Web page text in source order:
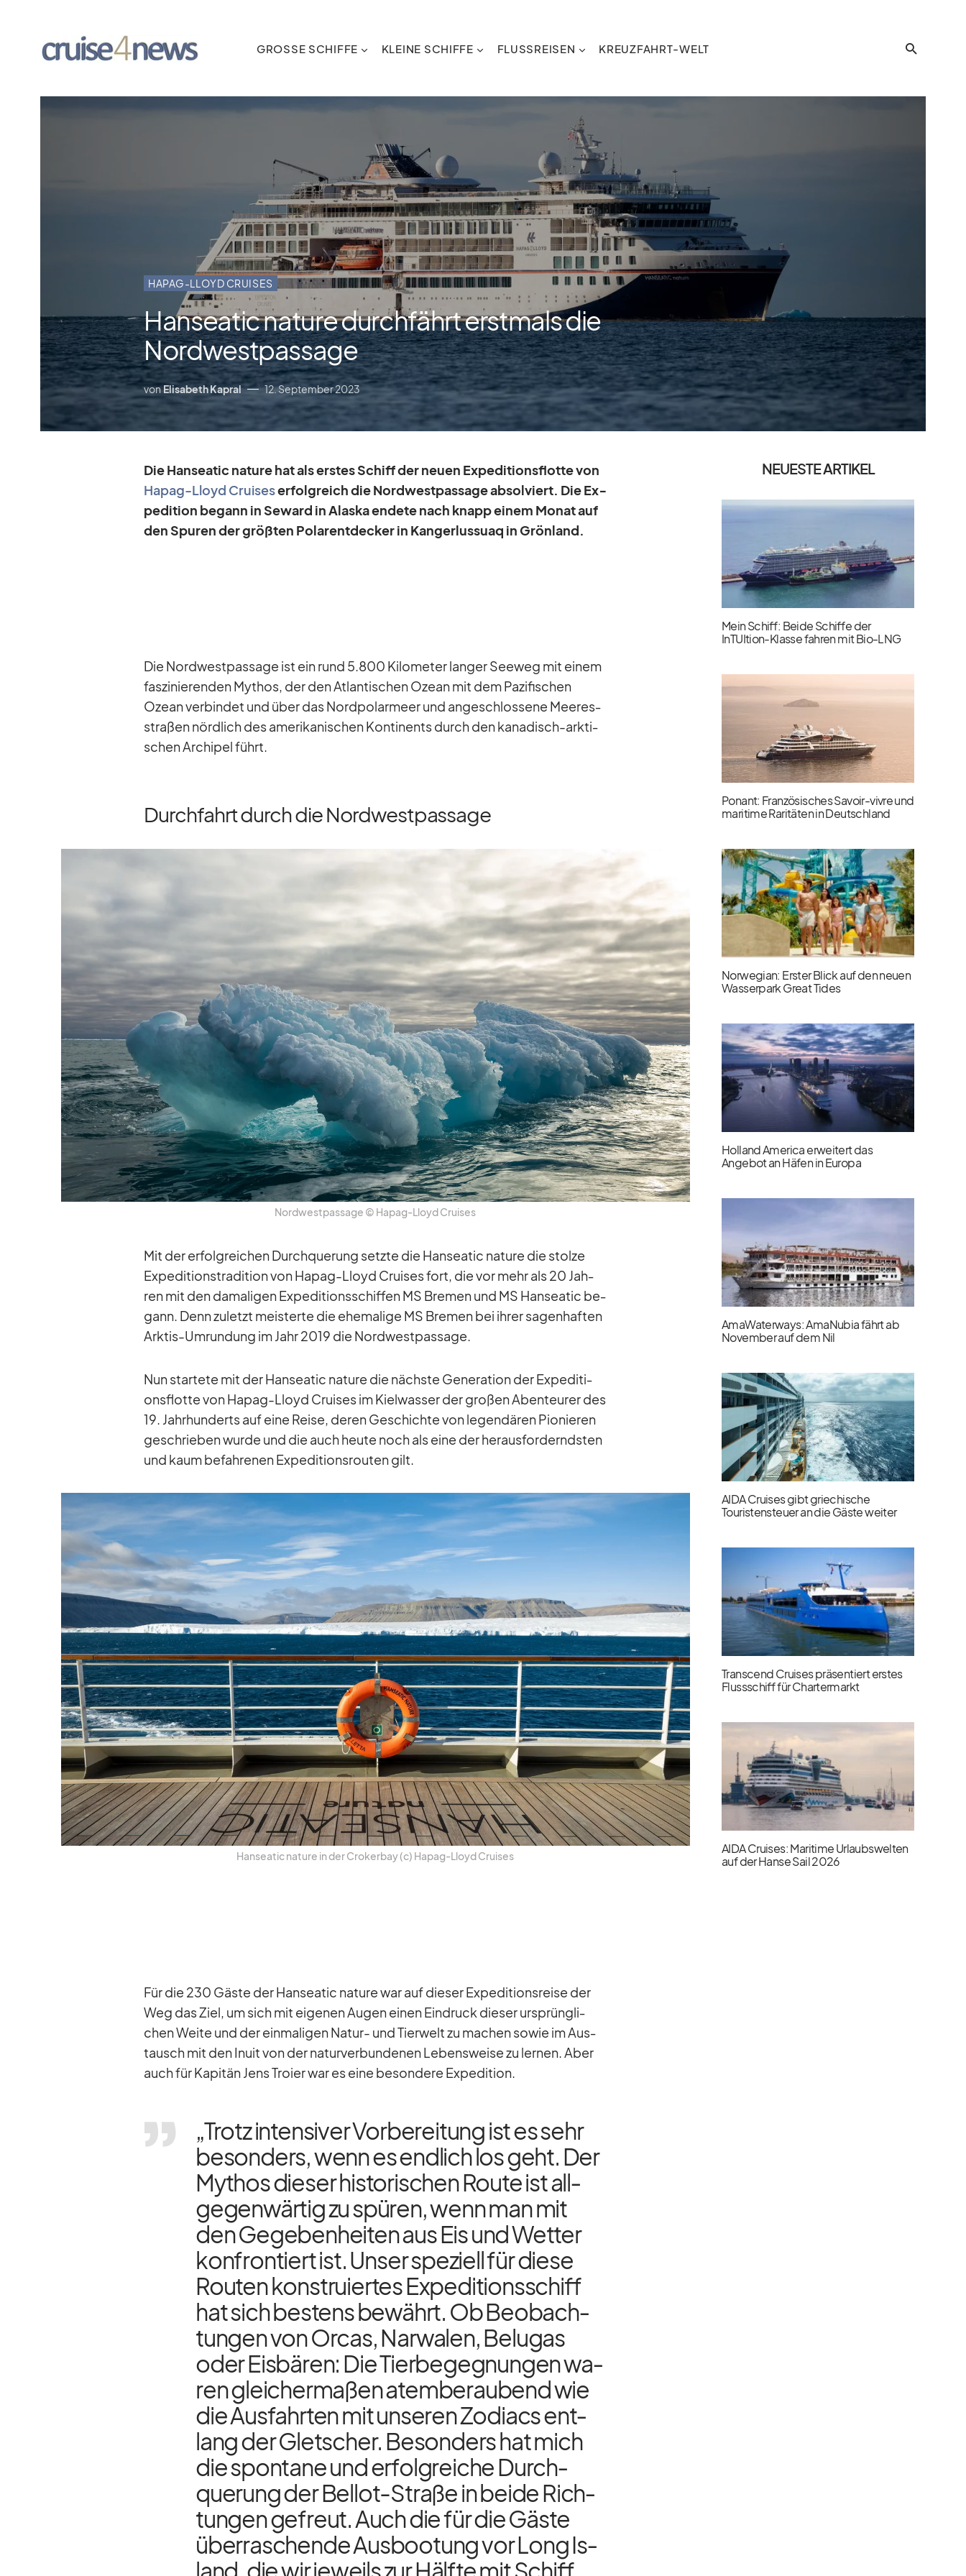
GROSSE SCHIFFE KLEINE SCHIFFE FLUSSREISEN KREUZFAHRT-WELT
HAPAG-LLOYD CRUISES
Hanseatic nature durchfährt erstmals die
Nordwestpassage
vonElisabeth Kapral 12. September 2023
Die Han­sea­tic na­ture hat als ers­tes Schiff der neuen Ex­pe­di­ti­ons­flotte von
Ha­pag-Lloyd Crui­seser­folg­reichdie Nord­west­pas­sageab­sol­viert. Die Ex­
pe­di­tion be­gann in Se­ward in Alaska en­dete nach knapp ei­nem Mo­nat auf
den Spu­ren der größ­ten Po­lar­ent­de­cker in Kan­ger­lus­suaq in Grön­land.
Die Nord­west­pas­sage ist ein rund 5.800 Ki­lo­me­ter lan­ger See­weg mit ei­nem
fas­zi­nie­ren­den My­thos, der den At­lan­ti­schen Ozean mit dem Pa­zi­fi­schen
Ozean ver­bin­det und über das Nord­po­lar­meer und an­ge­schlos­sene Mee­res­
stra­ßen nörd­lich des ame­ri­ka­ni­schen Kon­ti­nents durch den ka­na­disch-ark­ti­
schen Ar­chi­pel führt.
Durchfahrt durch die Nordwestpassage
Nord­west­pas­sage © Ha­pag-Lloyd Crui­ses
Mit der er­folg­rei­chen Durch­que­rung setzte die Han­sea­tic na­ture die stolze
Ex­pe­di­ti­ons­tra­di­tion von Ha­pag-Lloyd Crui­ses fort, die vor mehr als 20 Jah­
ren mit den da­ma­li­gen Ex­pe­di­ti­ons­schif­fen MS Bre­men und MS Han­sea­tic be­
gann. Denn zu­letzt meis­terte die ehe­ma­lige MS Bre­men bei ih­rer sa­gen­haf­ten
Ark­tis-Um­run­dung im Jahr 2019 die Nord­west­pas­sage.
Nun star­tete mit der Han­sea­tic na­ture die nächste Ge­ne­ra­tion der Ex­pe­di­ti­
ons­flotte von Ha­pag-Lloyd Crui­ses im Kiel­was­ser der gro­ßen Aben­teu­rer des
19. Jahr­hun­derts auf eine Reise, de­ren Ge­schichte von le­gen­dä­ren Pio­nie­ren
ge­schrie­ben wurde und die auch heute noch als eine der her­aus­for­dernds­ten
und kaum be­fah­re­nen Ex­pe­di­ti­ons­rou­ten gilt.
Han­sea­tic na­ture in der Cro­ker­bay (c) Ha­pag-Lloyd Crui­ses
Für die 230 Gäste der Han­sea­tic na­ture war auf die­ser Ex­pe­di­ti­ons­reise der
Weg das Ziel, um sich mit ei­ge­nen Au­gen ei­nen Ein­druck die­ser ur­sprüng­li­
chen Weite und der ein­ma­li­gen Na­tur- und Tier­welt zu ma­chen so­wie im Aus­
tausch mit den Inuit von der na­tur­ver­bun­de­nen Le­bens­weise zu ler­nen. Aber
auch für Ka­pi­tän Jens Troier war es eine be­son­dere Ex­pe­di­tion.
„Trotz in­ten­si­ver Vor­be­rei­tung ist es sehr
be­son­ders, wenn es end­lich los geht. Der
My­thos die­ser his­to­ri­schen Route ist all­
ge­gen­wär­tig zu spü­ren, wenn man mit
den Ge­ge­ben­hei­ten aus Eis und Wet­ter
kon­fron­tiert ist. Un­ser spe­zi­ell für diese
Rou­ten kon­stru­ier­tes Ex­pe­di­ti­ons­schiff
hat sich bes­tens be­währt. Ob Be­ob­ach­
tun­gen von Or­cas, Nar­wa­len, Be­lugas
oder Eis­bä­ren: Die Tier­be­geg­nun­gen wa­
ren glei­cher­ma­ßen atem­be­rau­bend wie
die Aus­fahr­ten mit un­se­ren Zo­diacs ent­
lang der Glet­scher. Be­son­ders hat mich
die spon­tane und er­folg­rei­che Durch­
que­rung der Bel­lot-Straße in beide Rich­
tun­gen ge­freut. Auch die für die Gäste
über­ra­schende Aus­boo­tung vor Long Is­
land, die wir je­weils zur Hälfte mit Schiff
NEUESTE ARTIKEL
Mein Schiff: Beide Schiffe der
InTUItion-Klasse fahren mit Bio-LNG
Ponant: Französisches Savoir-vivre und
maritime Raritäten in Deutschland
Norwegian: Erster Blick auf den neuen
Wasserpark Great Tides
Holland America erweitert das
Angebot an Häfen in Europa
AmaWaterways: AmaNubia fährt ab
November auf dem Nil
AIDA Cruises gibt griechische
Touristensteuer an die Gäste weiter
Transcend Cruises präsentiert erstes
Flussschiff für Chartermarkt
AIDA Cruises: Maritime Urlaubswelten
auf der Hanse Sail 2026